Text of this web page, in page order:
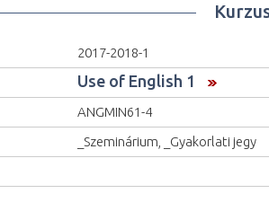
2017-2018-1
Use of English 1
ANGMIN61-4
_Szeminárium, _Gyakorlati jegy